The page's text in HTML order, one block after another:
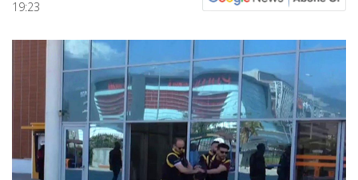
19:23